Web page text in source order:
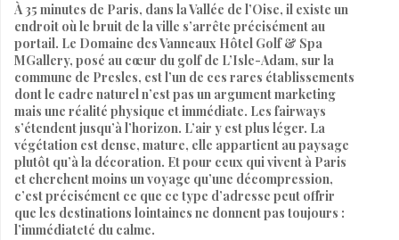
À 35 minutes de Paris, dans la Vallée de l’Oise, il existe un
endroit où le bruit de la ville s’arrête précisément au
portail. Le Domaine des Vanneaux Hôtel Golf & Spa
MGallery, posé au cœur du golf de L’Isle-Adam, sur la
commune de Presles, est l’un de ces rares établissements
dont le cadre naturel n’est pas un argument marketing
mais une réalité physique et immédiate. Les fairways
s’étendent jusqu’à l’horizon. L’air y est plus léger. La
végétation est dense, mature, elle appartient au paysage
plutôt qu’à la décoration. Et pour ceux qui vivent à Paris
et cherchent moins un voyage qu’une décompression,
c’est précisément ce que ce type d’adresse peut offrir
que les destinations lointaines ne donnent pas toujours :
l’immédiateté du calme.